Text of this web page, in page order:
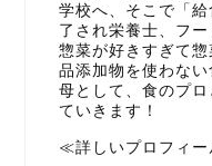
学校へ、そこで「
了され栄養士、フ
惣菜が好きすぎて
品添加物を使わな
母として、食のプ
ていきます！
≪詳しいプロフィ